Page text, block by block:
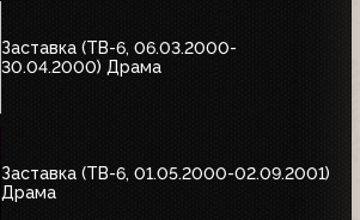
Заставка (ТВ-6, 06.03.2000-
30.04.2000) Драма
Заставка (ТВ-6, 01.05.2000-02.09.2001)
Драма